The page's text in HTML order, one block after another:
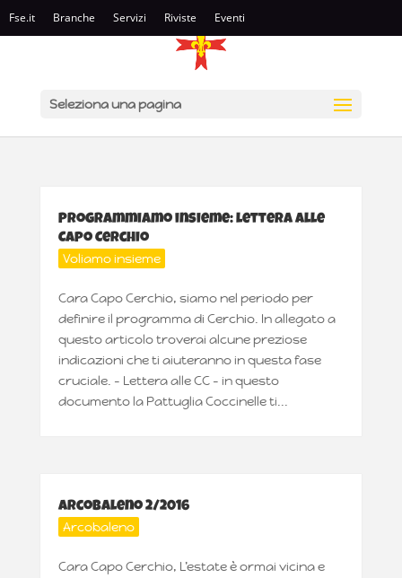
Fse.it Branche Servizi Riviste Eventi
Seleziona una pagina
Programmiamo insieme: lettera alle
Capo Cerchio
Voliamo insieme
Cara Capo Cerchio, siamo nel periodo per
definire il programma di Cerchio. In allegato a
questo articolo troverai alcune preziose
indicazioni che ti aiuteranno in questa fase
cruciale. – Lettera alle CC – in questo
documento la Pattuglia Coccinelle ti...
Arcobaleno 2/2016
Arcobaleno
Cara Capo Cerchio, L’estate è ormai vicina e